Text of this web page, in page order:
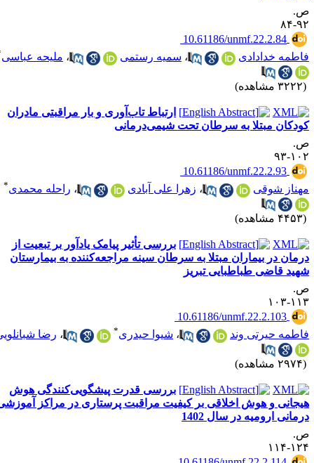
۸۴
‎ 10.61186/unmf.22.2.84
خدادادی
،سمیه رستمی ،ملیحه عباسی
ارتباط تاب‌آوری و بار مراقبتی مادران
مبتلا به سرطان تحت شیمی‌درمانی
۹۳
‎ 10.61186/unmf.22.2.93
شوقی
،زهرا علی آبادی ،راحله محمدی
بررسی تأثیر پیامک یادآور بر تبعیت از
در بیماران مبتلا به سرطان سینه مراجعه‌کننده به بیمارستان
قاضی طباطبایی تبریز
۱۰۳
‎ 10.61186/unmf.22.2.103
حیرتی وند
،شیوا حیدری ،رضا شبانلویی
بررسی قدرت پیشگویی‌کنندگی هوش
و هوش اخلاقی بر کیفیت مراقبت پرستاری در مراکز آموزشی
ارومیه در سال 1402
۱۱۴